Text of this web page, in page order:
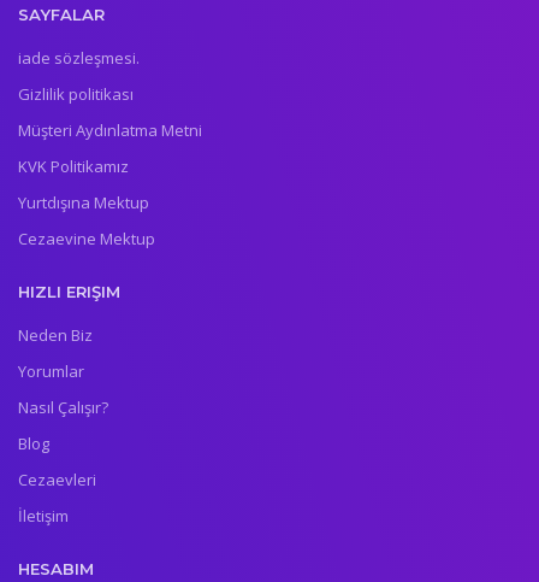
SAYFALAR
iade sözleşmesi.
Gizlilik politikası
Müşteri Aydınlatma Metni
KVK Politikamız
Yurtdışına Mektup
Cezaevine Mektup
HIZLI ERIŞIM
Neden Biz
Yorumlar
Nasıl Çalışır?
Blog
Cezaevleri
İletişim
HESABIM